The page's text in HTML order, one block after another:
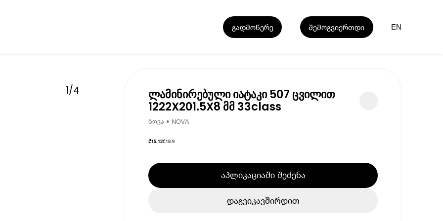
გადმოწერე შემოგვიერთდი EN
1/4 ლამინირებული იატაკი 507 ცვილით
1222X201.5X8 მმ 33class
ნოვა • NOVA
₾15.12₾18.9
აპლიკაციაში შეძენა
დაგვიკავშირდით